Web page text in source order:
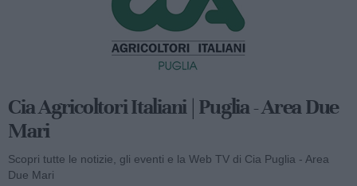
Cia Agricoltori Italiani | Puglia - Area Due
Mari
Scopri tutte le notizie, gli eventi e la Web TV di Cia Puglia - Area
Due Mari